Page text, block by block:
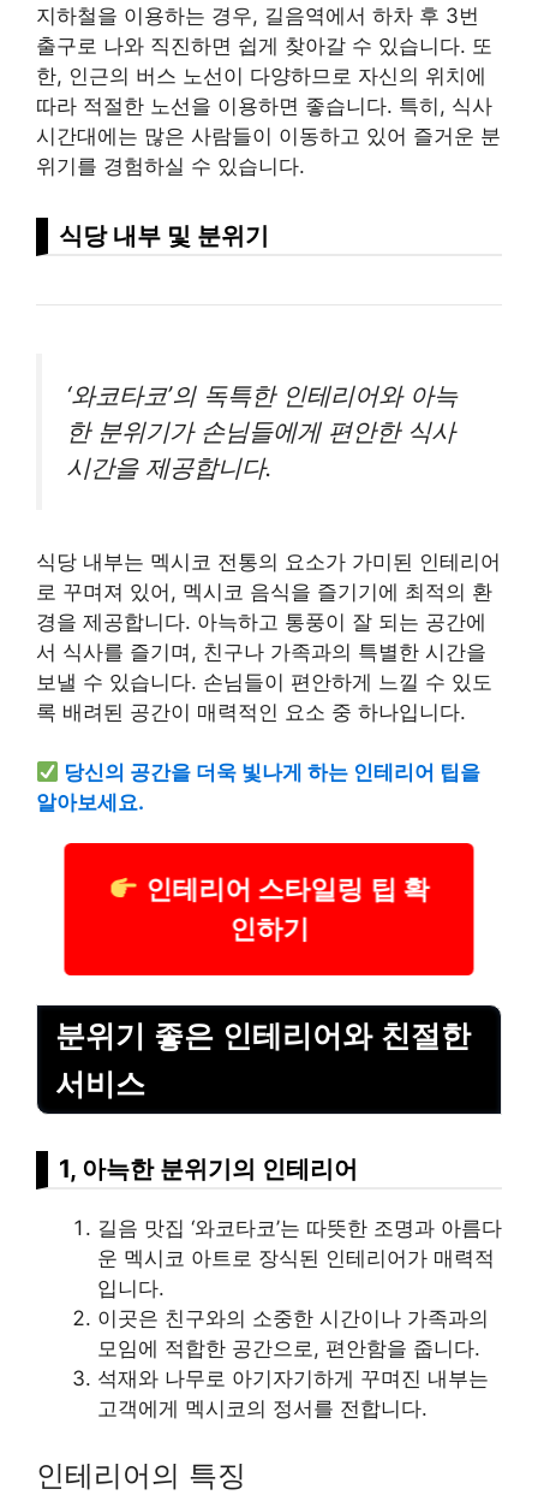
지하철을 이용하는 경우, 길음역에서 하차 후 3번
출구로 나와 직진하면 쉽게 찾아갈 수 있습니다. 또
한, 인근의 버스 노선이 다양하므로 자신의 위치에
따라 적절한 노선을 이용하면 좋습니다. 특히, 식사
시간대에는 많은 사람들이 이동하고 있어 즐거운 분
위기를 경험하실 수 있습니다.
식당 내부 및 분위기
‘와코타코’의 독특한 인테리어와 아늑
한 분위기가 손님들에게 편안한 식사
시간을 제공합니다.
식당 내부는 멕시코 전통의 요소가 가미된 인테리어
로 꾸며져 있어, 멕시코 음식을 즐기기에 최적의 환
경을 제공합니다. 아늑하고 통풍이 잘 되는 공간에
서 식사를 즐기며, 친구나 가족과의 특별한 시간을
보낼 수 있습니다. 손님들이 편안하게 느낄 수 있도
록 배려된 공간이 매력적인 요소 중 하나입니다.
당신의 공간을 더욱 빛나게 하는 인테리어 팁을
알아보세요.
인테리어 스타일링 팁 확
인하기
분위기 좋은 인테리어와 친절한
서비스
1, 아늑한 분위기의 인테리어
길음 맛집 ‘와코타코’는 따뜻한 조명과 아름다
운 멕시코 아트로 장식된 인테리어가 매력적
입니다.
이곳은 친구와의 소중한 시간이나 가족과의
모임에 적합한 공간으로, 편안함을 줍니다.
석재와 나무로 아기자기하게 꾸며진 내부는
고객에게 멕시코의 정서를 전합니다.
인테리어의 특징